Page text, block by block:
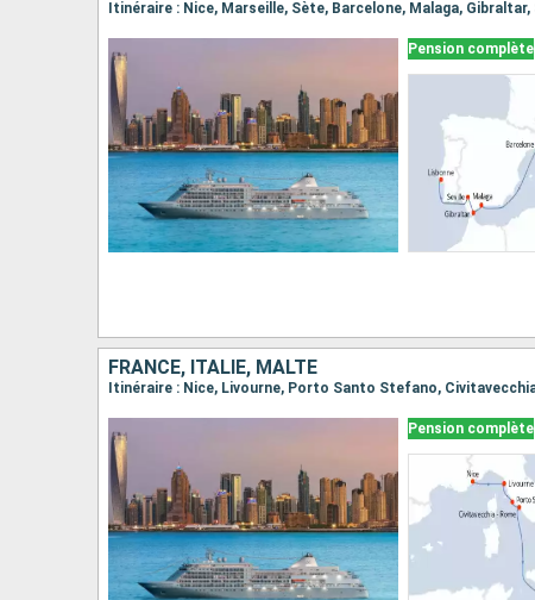
Pension complète
FRANCE, ITALIE, MALTE
Pension complète